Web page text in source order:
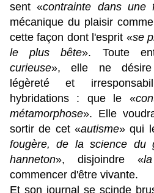
sent «contrainte dans une
mécanique du plaisir
cette façon dont l'esprit «se
le plus bête». Toute
curieuse», elle ne désire
légèreté et
hybridations : que le «
métamorphose». Elle
sortir de cet «autisme» qui
fougère, de la science du
hanneton», disjoindre «
commencer d'être vivante.
Et son journal se scinde